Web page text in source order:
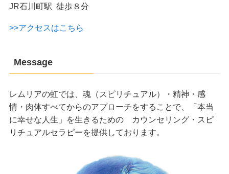
JR石川町駅 徒歩８分
>>アクセスはこちら
Message
レムリアの虹では、魂（スピリチュアル）・精神・感
情・肉体すべてからのアプローチをすることで、「本当
に幸せな人生」を生きるための カウンセリング・スピ
リチュアルセラピーを提供しております。